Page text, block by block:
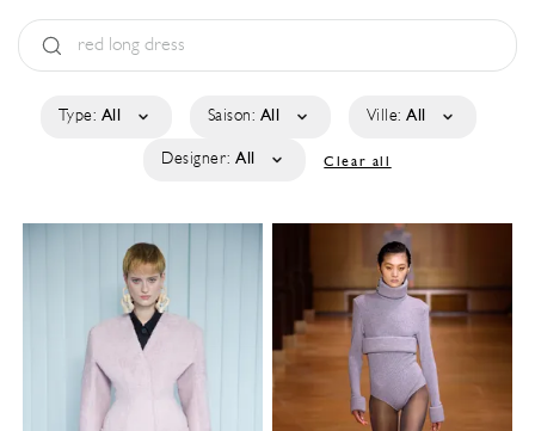
Type: All Saison: All Ville: All
Designer: All Clear all